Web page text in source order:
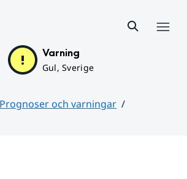
Varning
Gul, Sverige
Prognoser och varningar